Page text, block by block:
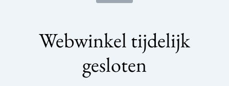
Webwinkel tijdelijk
gesloten